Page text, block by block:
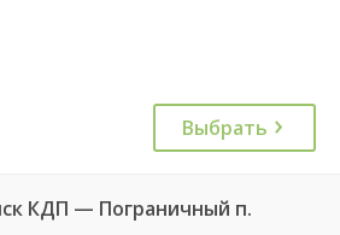
Выбрать
КДП — Пограничный п.